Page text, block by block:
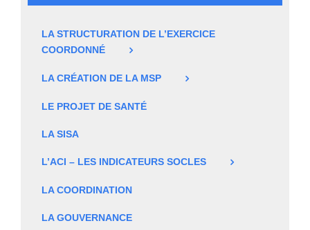
LA STRUCTURATION DE L’EXERCICE
COORDONNÉ
LA CRÉATION DE LA MSP
LE PROJET DE SANTÉ
LA SISA
L’ACI – LES INDICATEURS SOCLES
LA COORDINATION
LA GOUVERNANCE